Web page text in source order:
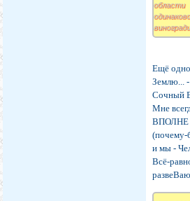
области
Ещё
Землю...
Сочный
Мне
ВПОЛНЕ
(почему-
и мы -
Всё-